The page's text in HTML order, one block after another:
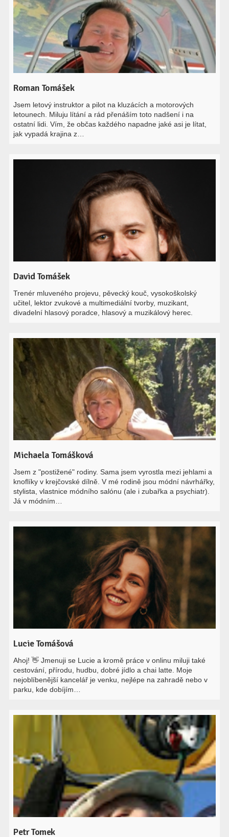
Roman Tomášek
Jsem letový instruktor a pilot na kluzácích a motorových
letounech. Miluju lítání a rád přenáším toto nadšení i na
ostatní lidi. Vím, že občas každého napadne jaké asi je lítat,
jak vypadá krajina z…
David Tomášek
Trenér mluveného projevu, pěvecký kouč, vysokoškolský
učitel, lektor zvukové a multimediální tvorby, muzikant,
divadelní hlasový poradce, hlasový a muzikálový herec.
Michaela Tomášková
Jsem z "postižené" rodiny. Sama jsem vyrostla mezi jehlami a
knoflíky v krejčovské dílně. V mé rodině jsou módní návrhářky,
stylista, vlastnice módního salónu (ale i zubařka a psychiatr).
Já v módním…
Lucie Tomášová
Ahoj! 👋 Jmenuji se Lucie a kromě práce v onlinu miluji také
cestování, přírodu, hudbu, dobré jídlo a chai latte. Moje
nejoblíbenější kancelář je venku, nejlépe na zahradě nebo v
parku, kde dobíjím…
Petr Tomek